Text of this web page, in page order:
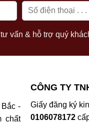
vấn & hỗ trợ quý
-
chất
CÔNG TY
Giấy đăng ký
0106078172